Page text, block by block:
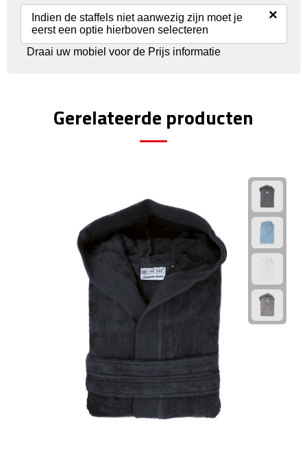
Auto onderhoud
Auto organizers
IJskrabbers
Veiligheidshamers
Veiligheidssets
Zonneschermen
Fiets Accessoires
Indien de staffels niet aanwezig zijn moet je
eerst een optie hierboven selecteren
×
Draai uw mobiel voor de Prijs informatie
Gerelateerde producten